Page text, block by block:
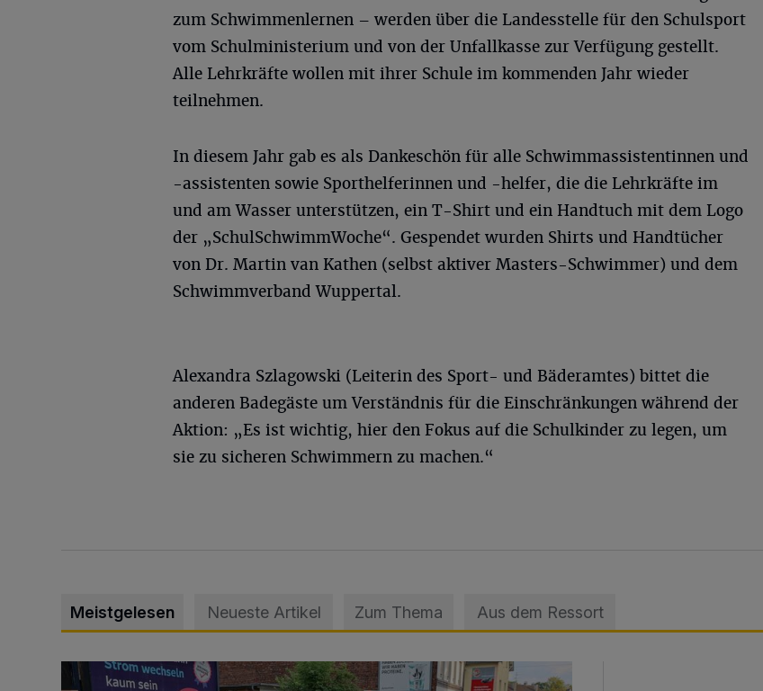
zum Schwimmenlernen – werden über die Landesstelle für den Schulsport
vom Schulministerium und von der Unfallkasse zur Verfügung gestellt.
Alle Lehrkräfte wollen mit ihrer Schule im kommenden Jahr wieder
teilnehmen.
In diesem Jahr gab es als Dankeschön für alle Schwimmassistentinnen und
-assistenten sowie Sporthelferinnen und -helfer, die die Lehrkräfte im
und am Wasser unterstützen, ein T-Shirt und ein Handtuch mit dem Logo
der „SchulSchwimmWoche“. Gespendet wurden Shirts und Handtücher
von Dr. Martin van Kathen (selbst aktiver Masters-Schwimmer) und dem
Schwimmverband Wuppertal.
Alexandra Szlagowski (Leiterin des Sport- und Bäderamtes) bittet die
anderen Badegäste um Verständnis für die Einschränkungen während der
Aktion: „Es ist wichtig, hier den Fokus auf die Schulkinder zu legen, um
sie zu sicheren Schwimmern zu machen.“
Meistgelesen Neueste Artikel Zum Thema Aus dem Ressort
Schwerer Unfall mit 2,48 Promille